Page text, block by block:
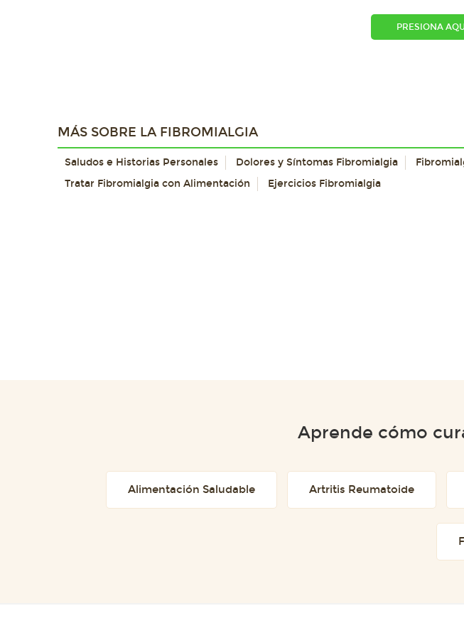
PRESIONA
MÁS SOBRE LA FIBROMIALGIA
Saludos e Historias Personales Dolores y Síntomas Fibromialgia
Tratar Fibromialgia con Alimentación
Ejercicios Fibromialgia
Aprende cómo
Alimentación Saludable Artritis Reumatoide